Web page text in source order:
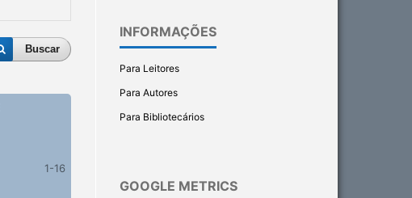
Buscar
1-16
INFORMAÇÕES
Para Leitores
Para Autores
Para Bibliotecários
GOOGLE METRICS